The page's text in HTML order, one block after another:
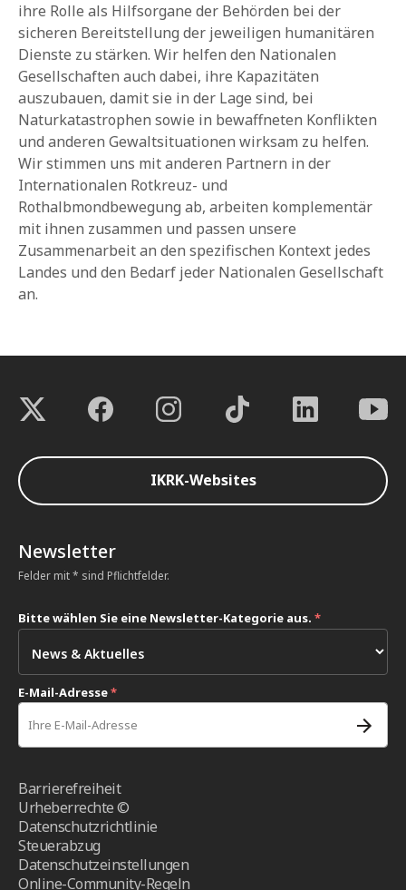
ihre Rolle als Hilfsorgane der Behörden bei der
sicheren Bereitstellung der jeweiligen humanitären
Dienste zu stärken. Wir helfen den Nationalen
Gesellschaften auch dabei, ihre Kapazitäten
auszubauen, damit sie in der Lage sind, bei
Naturkatastrophen sowie in bewaffneten Konflikten
und anderen Gewaltsituationen wirksam zu helfen.
Wir stimmen uns mit anderen Partnern in der
Internationalen Rotkreuz- und
Rothalbmondbewegung ab, arbeiten komplementär
mit ihnen zusammen und passen unsere
Zusammenarbeit an den spezifischen Kontext jedes
Landes und den Bedarf jeder Nationalen Gesellschaft
an.
IKRK-Websites
Newsletter
Felder mit * sind Pflichtfelder.
Bitte wählen Sie eine Newsletter-Kategorie aus. *
E-Mail-Adresse*
Barrierefreiheit
Urheberrechte ©
Datenschutzrichtlinie
Steuerabzug
Datenschutzeinstellungen
Online-Community-Regeln